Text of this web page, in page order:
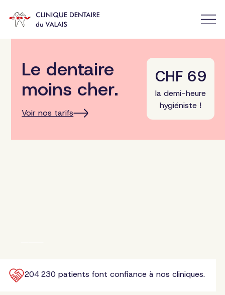
Le dentaire
moins cher.
Voir nos tarifs
CHF 69
la demi-heure
hygiéniste !
204 230 patients font confiance à nos cliniques.